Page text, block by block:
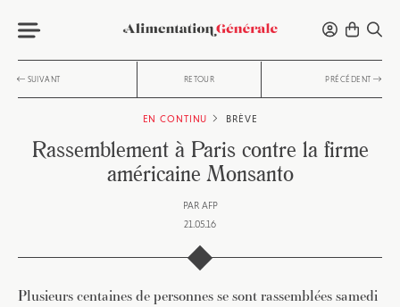
SUIVANT RETOUR PRÉCÉDENT
EN CONTINU BRÈVE
Rassemblement à Paris contre la firme
américaine Monsanto
PAR AFP
21.05.16
Plusieurs centaines de personnes se sont rassemblées samedi